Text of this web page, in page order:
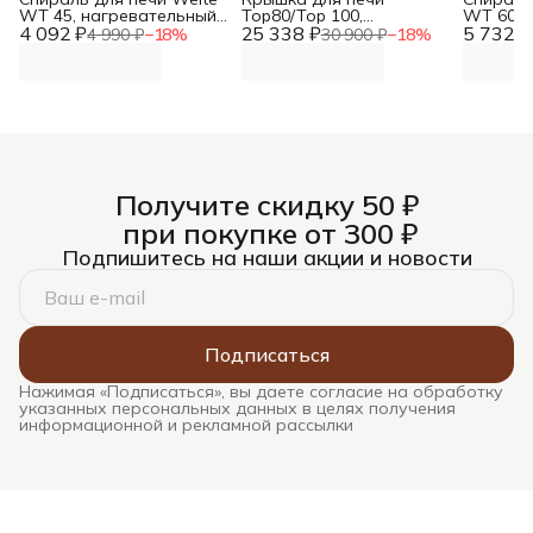
4 092 ₽4 990 ₽−18%
WT 45, нагревательный
элемент 25 338 ₽30 900 ₽−18%
Top80/Top 100,
Nabertherm 5 732 ₽
WT 60,
Получите скидку 50 ₽
при покупке от 300 ₽
Подпишитесь на наши акции и новости
Подписаться
Нажимая «Подписаться», вы даете согласие на обработку
указанных персональных данных в целях получения
информационной и рекламной рассылки